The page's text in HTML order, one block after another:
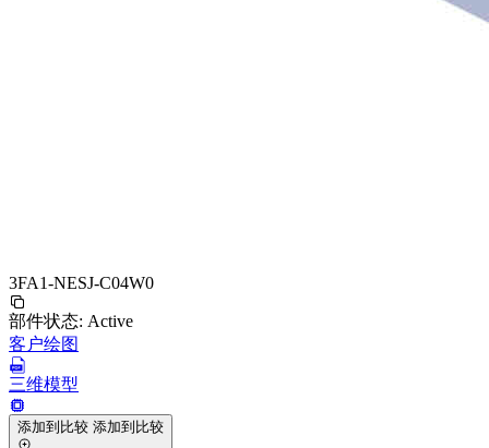
3FA1-NESJ-C04W0
部件状态: Active
客户绘图
三维模型
添加到比较 添加到比较